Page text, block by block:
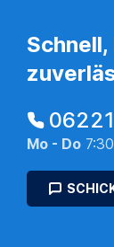
Mo - Do